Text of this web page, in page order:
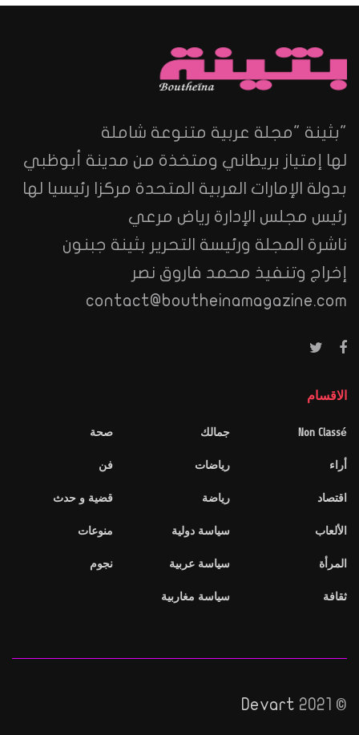
"بثينة "مجلة عربية متنوعة شاملة
لها إمتياز بريطاني ومتخذة من مدينة أبوظبي
بدولة الإمارات العربية المتحدة مركزا رئيسيا لها
رئيس مجلس الإدارة رياض مرعي
ناشرة المجلة ورئيسة التحرير بثينة جبنون
إخراج وتنفيذ محمد فاروق نصر
contact@boutheinamagazine.com
الاقسام
Non Classé
أراء
اقتصاد
الألعاب
المرأة
ثقافة
جمالك
رياضات
رياضة
سياسة دولية
سياسة عربية
سياسة مغاربية
صحة
فن
قضية و حدث
منوعات
نجوم
© 2021
Devart